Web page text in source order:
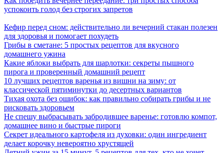
успокоить голод без строгих запретов
Кефир перед сном: действительно ли вечерний стакан полезен
для здоровья и помогает похудеть
Грибы в сметане: 5 простых рецептов для вкусного
домашнего ужина
Какие яблоки выбрать для шарлотки: секреты пышного
пирога и проверенный домашний рецепт
10 лучших рецептов варенья из вишни на зиму: от
классической пятиминутки до десертных вариантов
Тихая охота без ошибок: как правильно собирать грибы и не
рисковать здоровьем
Не спешу выбрасывать забродившее варенье: готовлю компот,
домашнее вино и быстрые пироги
Секрет идеального картофеля из духовки: один ингредиент
делает корочку невероятно хрустящей